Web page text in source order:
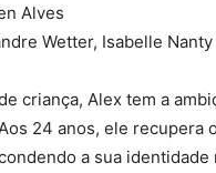
Alves
Wetter, Isabelle Nanty
criança, Alex tem a
24 anos, ele recupera
a sua identidade